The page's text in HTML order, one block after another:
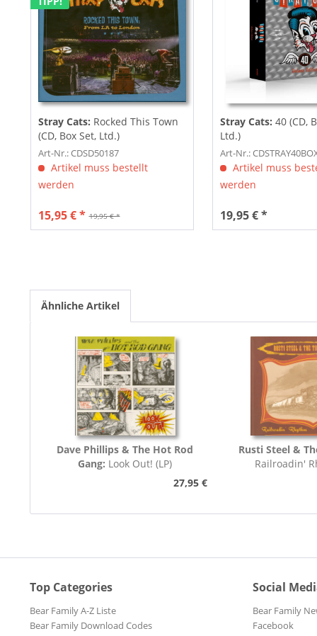
Stray Cats: Rocked This Town
(CD, Box Set, Ltd.)
Art-Nr.: CDSD50187
Artikel muss bestellt
werden
19,95 € *
15,95 € *
Stray Cats: 40 (CD,
Ltd.)
Art-Nr.:
Artikel muss
werden
19,95 € *
Ähnliche Artikel
Dave Phillips & The Hot Rod
Gang: Look Out! (LP)
27,95 €
Rusti Steel &
Railroadin'
Top Categories
Bear Family A-Z Liste
Bear Family Download Codes
Social
Bear Family
Facebook